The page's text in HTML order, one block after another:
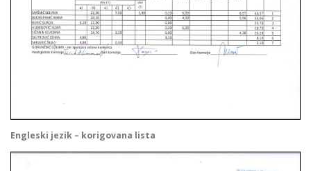
Engleski jezik – korigovana lista